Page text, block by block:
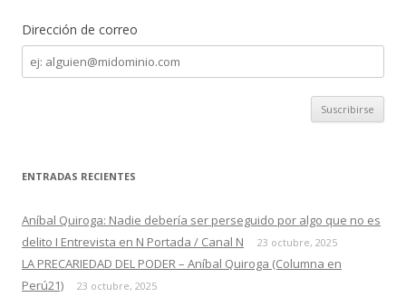
Dirección de correo
Dirección
de
correo
ENTRADAS RECIENTES
Aníbal Quiroga: Nadie debería ser perseguido por algo que no es
delito I Entrevista en N Portada / Canal N
23 octubre, 2025
LA PRECARIEDAD DEL PODER – Aníbal Quiroga (Columna en
Perú21)
23 octubre, 2025